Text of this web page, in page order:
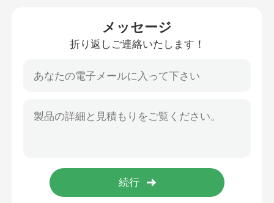
チタンコイル/フォイル
チタニウム ワイヤー
チタン鍛造/フランジ
チタン機械部品
メッセージ
折り返しご連絡いたします！